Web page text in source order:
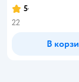
5
22
В